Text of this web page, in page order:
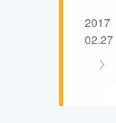
2017
02.27